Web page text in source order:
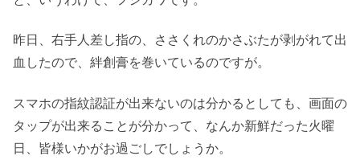
昨日、右手人差し指の、ささくれのかさぶたが剥がれて出
血したので、絆創膏を巻いているのですが。
スマホの指紋認証が出来ないのは分かるとしても、画面の
タップが出来ることが分かって、なんか新鮮だった火曜
日、皆様いかがお過ごしでしょうか。